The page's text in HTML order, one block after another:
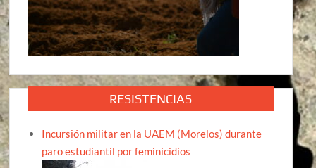
RESISTENCIAS
Incursión militar en la UAEM (Morelos) durante
paro estudiantil por feminicidios